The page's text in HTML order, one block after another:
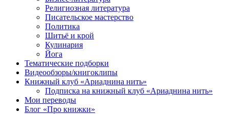
Религиозная литература
Писательское мастерство
Политика
Шитьё и крой
Кулинария
Йога
Тематические подборки
Видеообзоры/книгоклипы
Книжный клуб «Ариаднина нить»
Подписка на книжный клуб «Ариаднина нить»
Мои переводы
Блог «Про книжки»